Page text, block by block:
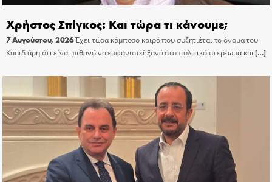
Χρήστος Σπίγκος: Και τώρα τι κάνουμε;
7 Αυγούστου, 2026Έχει τώρα κάμποσο καιρό που συζητιέται το όνομα του
Κασιδιάρη ότι είναι πιθανό να εμφανιστεί ξανά στο πολιτικό στερέωμα και[…]